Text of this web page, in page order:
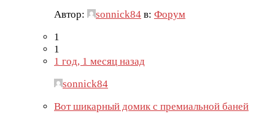
Автор:
sonnick84 в: Форум
1
1
1 год, 1 месяц назад
sonnick84
Вот шикарный домик с премиальной баней